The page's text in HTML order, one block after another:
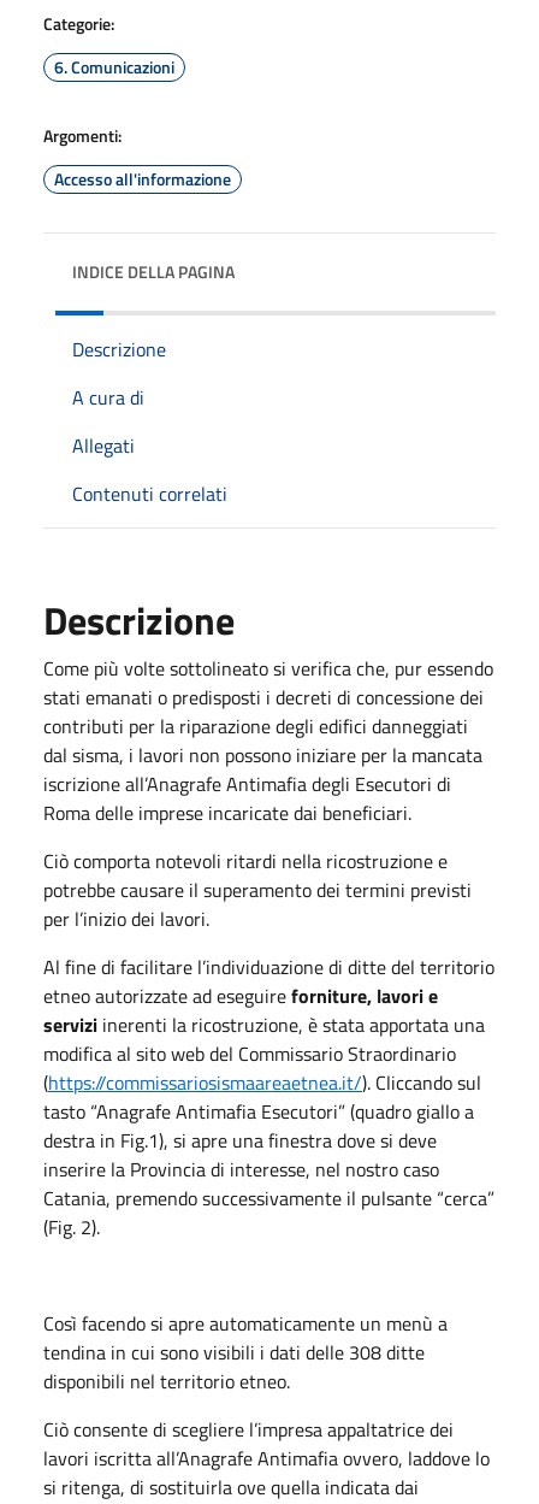
Categorie:
6. Comunicazioni
Argomenti:
Accesso all'informazione
INDICE DELLA PAGINA
Descrizione
A cura di
Allegati
Contenuti correlati
Descrizione
Come più volte sottolineato si verifica che, pur essendo
stati emanati o predisposti i decreti di concessione dei
contributi per la riparazione degli edifici danneggiati
dal sisma, i lavori non possono iniziare per la mancata
iscrizione all’Anagrafe Antimafia degli Esecutori di
Roma delle imprese incaricate dai beneficiari.
Ciò comporta notevoli ritardi nella ricostruzione e
potrebbe causare il superamento dei termini previsti
per l’inizio dei lavori.
Al fine di facilitare l’individuazione di ditte del territorio
etneo autorizzate ad eseguireforniture, lavori e
servizi inerenti la ricostruzione, è stata apportata una
modifica al sito web del Commissario Straordinario
(https://commissariosismaareaetnea.it/). Cliccando sul
tasto “Anagrafe Antimafia Esecutori” (quadro giallo a
destra in Fig.1), si apre una finestra dove si deve
inserire la Provincia di interesse, nel nostro caso
Catania, premendo successivamente il pulsante “cerca”
(Fig. 2).
Così facendo si apre automaticamente un menù a
tendina in cui sono visibili i dati delle 308 ditte
disponibili nel territorio etneo.
Ciò consente di scegliere l’impresa appaltatrice dei
lavori iscritta all’Anagrafe Antimafia ovvero, laddove lo
si ritenga, di sostituirla ove quella indicata dai